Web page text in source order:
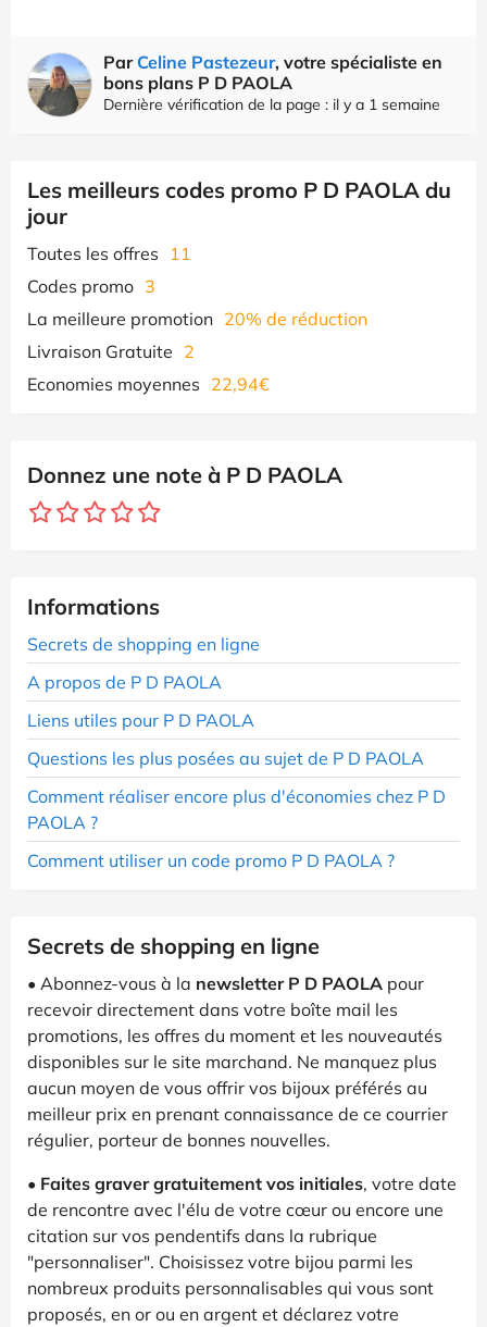
Par Celine Pastezeur, votre spécialiste en
bons plans P D PAOLA
Dernière vérification de la page : il y a 1 semaine
Les meilleurs codes promo P D PAOLA du
jour
Toutes les offres
11
Codes promo 3
La meilleure promotion 20% de réduction
Livraison Gratuite 2
Economies moyennes 22,94€
Donnez une note à P D PAOLA
Informations
Secrets de shopping en ligne
A propos de P D PAOLA
Liens utiles pour P D PAOLA
Questions les plus posées au sujet de P D PAOLA
Comment réaliser encore plus d'économies chez P D
PAOLA ?
Comment utiliser un code promo P D PAOLA ?
Secrets de shopping en ligne
• Abonnez-vous à la newsletter P D PAOLA pour
recevoir directement dans votre boîte mail les
promotions, les offres du moment et les nouveautés
disponibles sur le site marchand. Ne manquez plus
aucun moyen de vous offrir vos bijoux préférés au
meilleur prix en prenant connaissance de ce courrier
régulier, porteur de bonnes nouvelles.
• Faites graver gratuitement vos initiales, votre date
de rencontre avec l'élu de votre cœur ou encore une
citation sur vos pendentifs dans la rubrique
"personnaliser". Choisissez votre bijou parmi les
nombreux produits personnalisables qui vous sont
proposés, en or ou en argent et déclarez votre